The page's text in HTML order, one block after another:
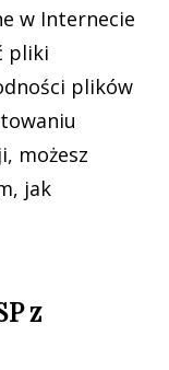
w Internecie
pliki
plików
możesz
jak
z